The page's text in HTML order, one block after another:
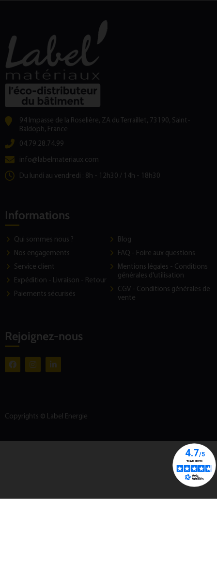
94 Impasse de la Roselière, ZA du Terraillet, 73190, Saint-
Baldoph, France
04.79.28.74.99
info@labelmateriaux.com
Du lundi au vendredi : 8h - 12h30 / 14h - 18h30
Informations
Qui sommes nous ?
Nos engagements
Service client
Expédition - Livraison - Retour
Paiements sécurisés
Blog
FAQ - Foire aux questions
Mentions légales - Conditions
générales d'utilisation
CGV - Conditions générales de
vente
Rejoignez-nous
Copyrights © Label Energie